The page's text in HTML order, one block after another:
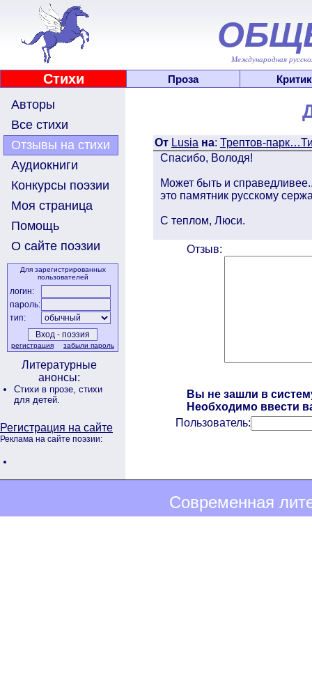
Международная
Стихи Проза
Авторы
Все стихи
Отзывы на стихи
Аудиокниги
Конкурсы поэзии
Моя страница
Помощь
О сайте поэзии
Для зарегистрированных
пользователей
логин:
пароль:
тип:
регистрация забыли пароль
Литературные
анонсы:
Стихи в прозе, стихи
для детей.
Регистрация на сайте
Реклама на сайте поэзии:
От Lusia на: Трептов-
Спасибо, Володя!
Может быть и
это памятник русскому
С теплом, Люси.
Отзыв:
Вы не зашли в
Необходимо ввести
Пользователь:
Современная